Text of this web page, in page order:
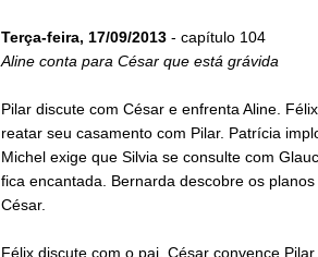
Terça-feira, 17/09/2013- capítulo 104
Aline conta para César que está grávida
Pilar discute com César e enfrenta Aline.
reatar seu casamento com Pilar. Patrícia
Michel exige que Silvia se consulte com
fica encantada. Bernarda descobre os
César.
Félix discute com o pai. César convence